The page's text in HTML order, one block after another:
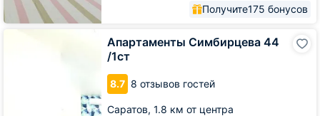
Получите175 бонусов
Апартаменты Симбирцева 44
/1ст
8.7 8 отзывов гостей
Саратов, 1.8 км от центра